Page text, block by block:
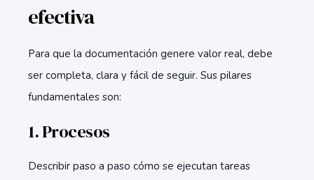
efectiva
Para que la documentación genere valor real, debe
ser completa, clara y fácil de seguir. Sus pilares
fundamentales son:
1. Procesos
Describir paso a paso cómo se ejecutan tareas